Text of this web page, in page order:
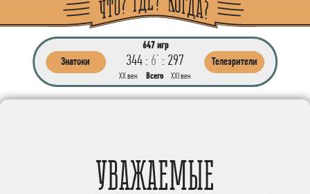
Знатоки 344 : 6* : 297
647 игр
ХХ век Всего ХХI век
Телезрители
УВАЖАЕМЫЕ